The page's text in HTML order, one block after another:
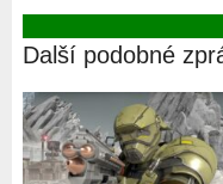
Další podobné